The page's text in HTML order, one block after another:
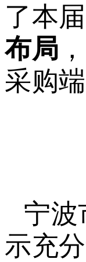
了本
布局
采购
宁波
示充